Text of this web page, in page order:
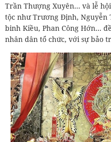
Trần Thượng Xuyên… và lễ
tộc như Trương Định, Nguyễn
binh Kiều, Phan Công Hớn…
nhân dân tổ chức, với sự bảo